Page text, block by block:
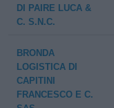
DI PAIRE LUCA &
C. S.N.C.
BRONDA
LOGISTICA DI
CAPITINI
FRANCESCO E C.